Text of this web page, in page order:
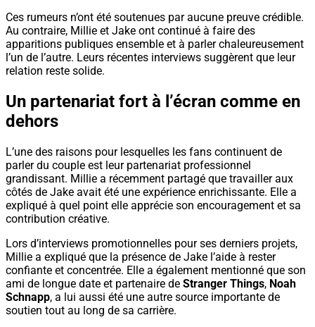
Ces rumeurs n’ont été soutenues par aucune preuve crédible.
Au contraire, Millie et Jake ont continué à faire des
apparitions publiques ensemble et à parler chaleureusement
l’un de l’autre. Leurs récentes interviews suggèrent que leur
relation reste solide.
Un partenariat fort à l’écran comme en
dehors
L’une des raisons pour lesquelles les fans continuent de
parler du couple est leur partenariat professionnel
grandissant. Millie a récemment partagé que travailler aux
côtés de Jake avait été une expérience enrichissante. Elle a
expliqué à quel point elle apprécie son encouragement et sa
contribution créative.
Lors d’interviews promotionnelles pour ses derniers projets,
Millie a expliqué que la présence de Jake l’aide à rester
confiante et concentrée. Elle a également mentionné que son
ami de longue date et partenaire de Stranger Things, Noah
Schnapp, a lui aussi été une autre source importante de
soutien tout au long de sa carrière.